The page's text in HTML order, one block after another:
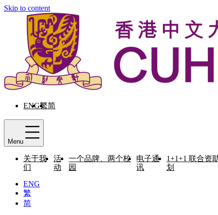
Skip to content
ENG繁简
Menu
关于我
们
活
动
一个品牌、两个校
园
电子通
讯
1+1+1 联合资
划
ENG
繁
简